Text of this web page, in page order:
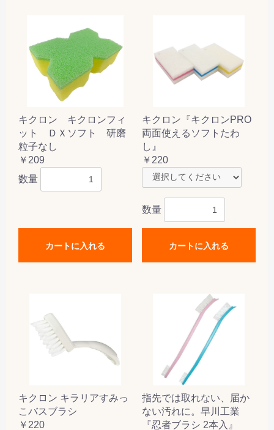
キクロン キクロンフィ
ット ＤＸソフト 研磨
粒子なし
￥209
数量
カートに入れる
キクロン『キクロンPRO
両面使えるソフトたわ
し』
￥220
数量
カートに入れる
キクロン キラリアすみっ
こバスブラシ
￥220
指先では取れない、届か
ない汚れに。早川工業
『忍者ブラシ 2本入』